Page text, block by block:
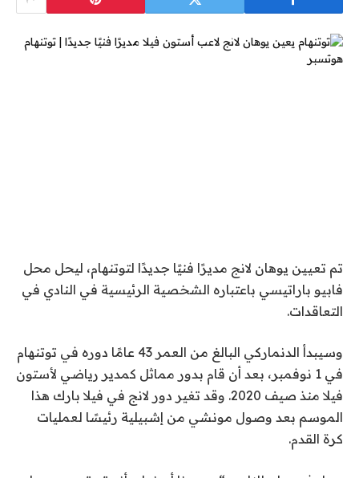
تم تعيين يوهان لانج مديرًا فنيًا جديدًا لتوتنهام، ليحل محل
فابيو باراتيسي باعتباره الشخصية الرئيسية في النادي في
التعاقدات.
وسيبدأ الدنماركي البالغ من العمر 43 عامًا دوره في توتنهام
في 1 نوفمبر، بعد أن قام بدور مماثل كمدير رياضي لأستون
فيلا منذ صيف 2020. وقد تغير دور لانج في فيلا بارك هذا
الموسم بعد وصول مونشي من إشبيلية رئيسًا لعمليات
كرة القدم.